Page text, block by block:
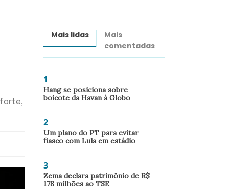
Mais lidas
Mais
comentadas
1
Hang se posiciona sobre
boicote da Havan à Globo
2
Um plano do PT para evitar
fiasco com Lula em estádio
3
Zema declara patrimônio de R$
178 milhões ao TSE